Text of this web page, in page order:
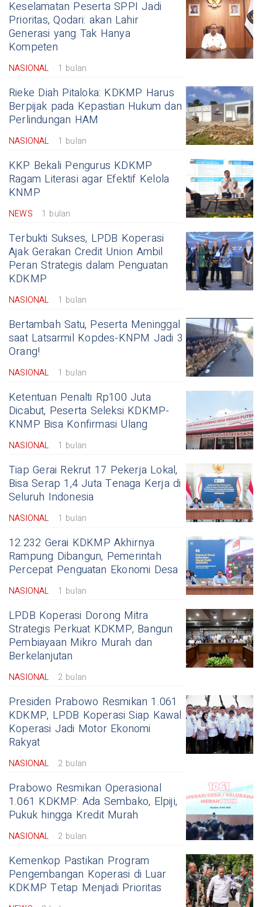
Keselamatan Peserta SPPI Jadi
Prioritas, Qodari: akan Lahir
Generasi yang Tak Hanya
Kompeten
NASIONAL 1 bulan
Rieke Diah Pitaloka: KDKMP Harus
Berpijak pada Kepastian Hukum dan
Perlindungan HAM
NASIONAL 1 bulan
KKP Bekali Pengurus KDKMP
Ragam Literasi agar Efektif Kelola
KNMP
NEWS 1 bulan
Terbukti Sukses, LPDB Koperasi
Ajak Gerakan Credit Union Ambil
Peran Strategis dalam Penguatan
KDKMP
NASIONAL 1 bulan
Bertambah Satu, Peserta Meninggal
saat Latsarmil Kopdes-KNPM Jadi 3
Orang!
NASIONAL 1 bulan
Ketentuan Penalti Rp100 Juta
Dicabut, Peserta Seleksi KDKMP-
KNMP Bisa Konfirmasi Ulang
NASIONAL 1 bulan
Tiap Gerai Rekrut 17 Pekerja Lokal,
Bisa Serap 1,4 Juta Tenaga Kerja di
Seluruh Indonesia
NASIONAL 1 bulan
12.232 Gerai KDKMP Akhirnya
Rampung Dibangun, Pemerintah
Percepat Penguatan Ekonomi Desa
NASIONAL 1 bulan
LPDB Koperasi Dorong Mitra
Strategis Perkuat KDKMP, Bangun
Pembiayaan Mikro Murah dan
Berkelanjutan
NASIONAL 2 bulan
Presiden Prabowo Resmikan 1.061
KDKMP, LPDB Koperasi Siap Kawal
Koperasi Jadi Motor Ekonomi
Rakyat
NASIONAL 2 bulan
Prabowo Resmikan Operasional
1.061 KDKMP: Ada Sembako, Elpiji,
Pukuk hingga Kredit Murah
NASIONAL 2 bulan
Kemenkop Pastikan Program
Pengembangan Koperasi di Luar
KDKMP Tetap Menjadi Prioritas